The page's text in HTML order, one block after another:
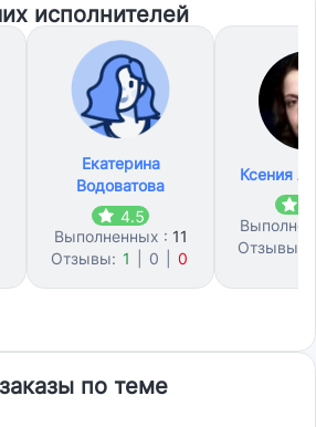
исполнителей
Екатерина
Водоватова
4.5
Выполненных : 11
Отзывы: 1 0 0
Ксения
Отзывы:
по теме